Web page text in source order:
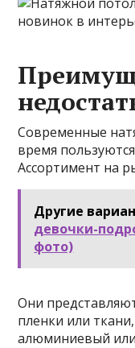
Современные
время
Ассортимент на
Другие
девочки-
фото)
Они
пленки или
алюминиевый